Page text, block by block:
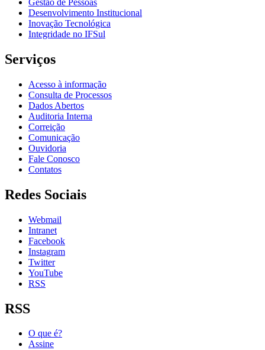
Gestão de Pessoas
Desenvolvimento Institucional
Inovação Tecnológica
Integridade no IFSul
Serviços
Acesso à informação
Consulta de Processos
Dados Abertos
Auditoria Interna
Correição
Comunicação
Ouvidoria
Fale Conosco
Contatos
Redes Sociais
Webmail
Intranet
Facebook
Instagram
Twitter
YouTube
RSS
RSS
O que é?
Assine